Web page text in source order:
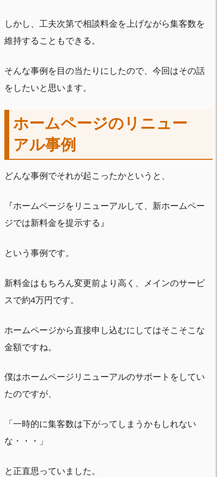
しかし、工夫次第で相談料金を上げながら集客数を
維持することもできる。
そんな事例を目の当たりにしたので、今回はその話
をしたいと思います。
ホームページのリニュー
アル事例
どんな事例でそれが起こったかというと、
『ホームページをリニューアルして、新ホームペー
ジでは新料金を提示する』
という事例です。
新料金はもちろん変更前より高く、メインのサービ
スで約4万円です。
ホームページから直接申し込むにしてはそこそこな
金額ですね。
僕はホームページリニューアルのサポートをしてい
たのですが、
「一時的に集客数は下がってしまうかもしれない
な・・・」
と正直思っていました。